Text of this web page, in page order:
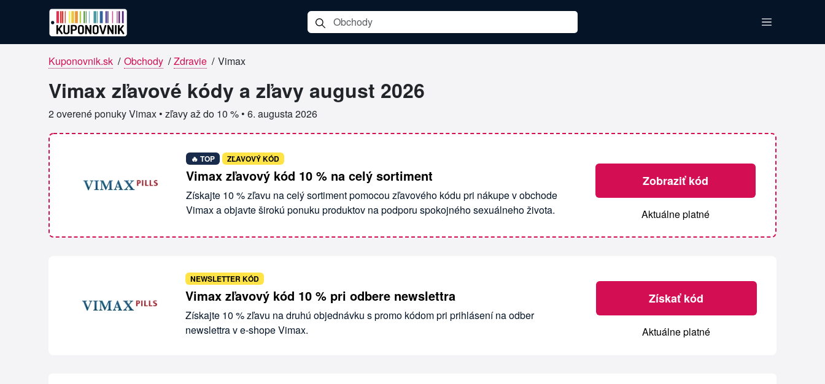
Kuponovnik.sk / Obchody / Zdravie / Vimax
Vimax zľavové kódy a zľavy august 2026
2 overené ponuky Vimax • zľavy až do 10 % • 6. augusta 2026
Overené kupóny pre Vimax
🔥 TOP ZĽAVOVÝ KÓD
Vimax zľavový kód 10 % na celý sortiment
Získajte 10 % zľavu na celý sortiment pomocou zľavového kódu pri nákupe v obchode
Vimax a objavte širokú ponuku produktov na podporu spokojného sexuálneho života.
Zobraziť kód
Aktuálne platné
NEWSLETTER KÓD
Vimax zľavový kód 10 % pri odbere newslettra
Získajte 10 % zľavu na druhú objednávku s promo kódom pri prihlásení na odber
newslettra v e-shope Vimax.
Získať kód
Aktuálne platné